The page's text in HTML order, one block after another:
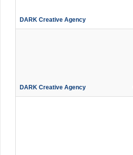
DARK Creative Agency
DARK Creative Agency